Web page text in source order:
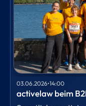
03.06.2026•14:00
activelaw beim